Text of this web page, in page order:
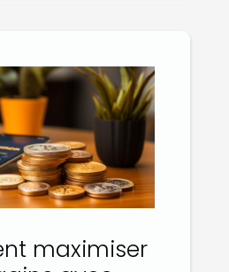
maximiser